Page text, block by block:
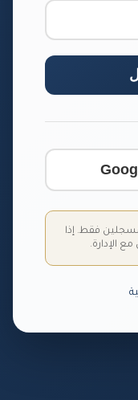
فقط. إذا
الإدارة.